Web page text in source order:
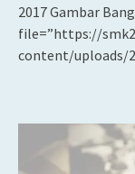
2017 Gambar
file=”https://
content/uploads/